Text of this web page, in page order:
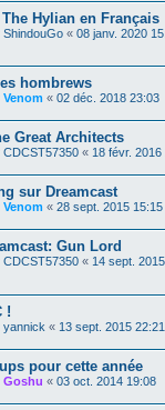
Hylian en Français
ShindouGo « 08 janv. 2020
hombrews
Venom « 02 déc. 2018 23:03
Great Architects
CDCST57350 « 18 févr. 2016
sur Dreamcast
Venom « 28 sept. 2015 15:15
Gun Lord
CDCST57350 « 14 sept.
!
yannick « 13 sept. 2015 22:21
pour cette année
Goshu « 03 oct. 2014 19:08